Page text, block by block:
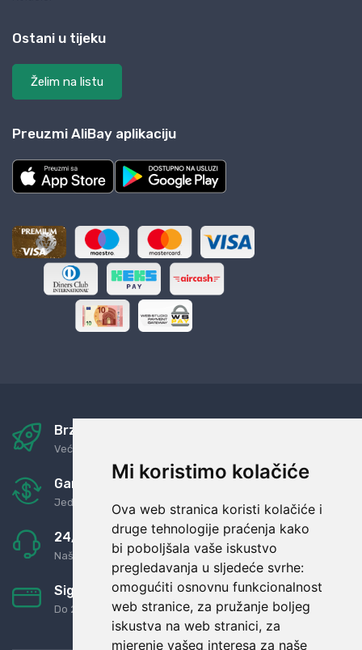
Mi koristimo kolačiće
Ova web stranica koristi kolačiće i
druge tehnologije praćenja kako
bi poboljšala vaše iskustvo
pregledavanja u sljedeće svrhe:
omogućiti osnovnu funkcionalnost
web stranice, za pružanje boljeg
iskustva na web stranici, za
mjerenje vašeg interesa za naše
Ostani u tijeku
Želim na listu
Preuzmi AliBay aplikaciju
Brza i sigurna dostava
Već za nekoliko dana kod vas
Garancija u povrat novaca
Jednostavno pravilo: Roba za novac
24/7 odlična podrška
Naši agenti uvijek na raspolaganju
Sigurno obročno plaćanje
Do 24 rata bez kamata